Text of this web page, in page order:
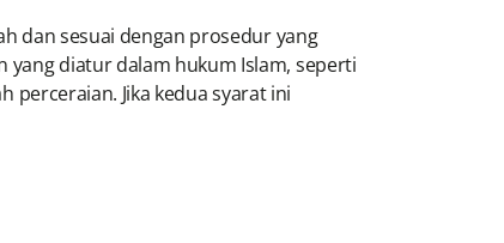
dan sesuai dengan prosedur yang
diatur dalam hukum Islam, seperti
perceraian. Jika kedua syarat ini